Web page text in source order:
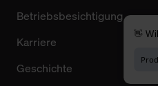
Betriebsbesichtigung
Karriere
Geschichte